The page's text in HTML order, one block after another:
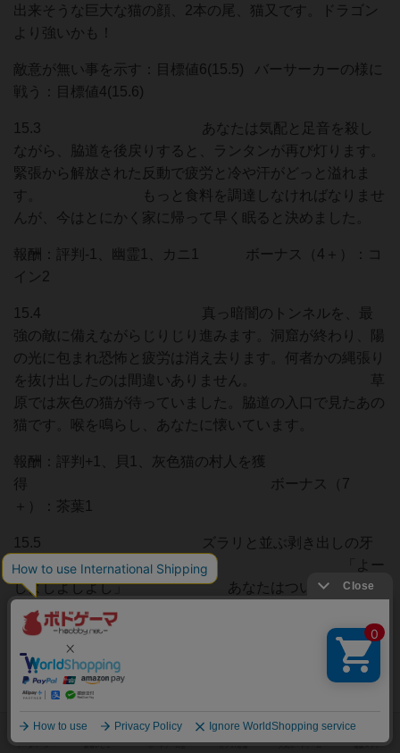
出来そうな巨大な猫の顔、2本の尾、猫又です。ドラゴン
より強いかも！
敵意が無い事を示す：目標値6(15.5) バーサーカーの様に
戦う：目標値4(15.6)
15.3 あなたは気配と足音を殺し
ながら、脇道を後戻りすると、ランタンが再び灯ります。
緊張から解放された反動で疲労と冷や汗がどっと溢れま
す。 もっと食料を調達しなければなりませ
んが、今はとにかく家に帰って早く眠ると決めました。
報酬：評判-1、幽霊1、カニ1 ボーナス（4＋）：コ
イン2
15.4 真っ暗闇のトンネルを、最
強の敵に備えながらじりじり進みます。洞窟が終わり、陽
の光に包まれ恐怖と疲労は消え去ります。何者かの縄張り
を抜け出したのは間違いありません。 草
原では灰色の猫が待っていました。脇道の入口で見たあの
猫です。喉を鳴らし、あなたに懐いています。
報酬：評判+1、貝1、灰色猫の村人を獲
得 ボーナス（7
＋）：茶葉1
15.5 ズラリと並ぶ剥き出しの牙
に向かって手を差し出します。 「よー
しよしよしよし」 あなたはつい顔を背けま
す。自分の手が噛み切られるのをとても見ていられませ
ん......手の平に猫又が顔を擦り付けて来ました。喉を鳴ら
す音が雷の様です。 釣りに戻るあなたのそばに猫又がや
って来ます。しばらく水面を見つめ、水を引っ掻くと一撃
で複数の獲物を仕留めました。どうやら、あなたへのプレ
ゼントの様です。